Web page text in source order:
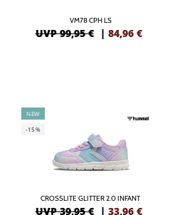
VM78 CPH LS
UVP 99,95 € | 84,96 €
NEW
-15%
CROSSLITE GLITTER 2.0 INFANT
UVP 39,95 € | 33,96 €